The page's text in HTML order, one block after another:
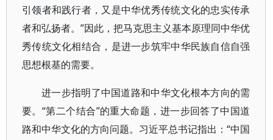
引领者和践行者，又是中华优秀传统文化的忠实传承
者和弘扬者。”因此，把马克思主义基本原理同中华优
秀传统文化相结合，是进一步筑牢中华民族自信自强
思想根基的需要。
进一步指明了中国道路和中华文化根本方向的需
要。“第二个结合”的重大命题，进一步回答了中国道
路和中华文化的方向问题。习近平总书记指出：“中国